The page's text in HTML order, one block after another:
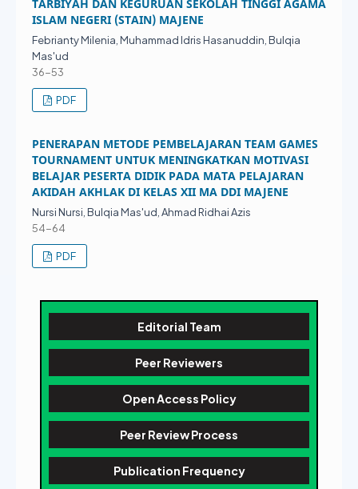
TARBIYAH DAN KEGURUAN SEKOLAH TINGGI AGAMA
ISLAM NEGERI (STAIN) MAJENE
Febrianty Milenia, Muhammad Idris Hasanuddin, Bulqia
Mas'ud
36-53
PDF
PENERAPAN METODE PEMBELAJARAN TEAM GAMES
TOURNAMENT UNTUK MENINGKATKAN MOTIVASI
BELAJAR PESERTA DIDIK PADA MATA PELAJARAN
AKIDAH AKHLAK DI KELAS XII MA DDI MAJENE
Nursi Nursi, Bulqia Mas'ud, Ahmad Ridhai Azis
54-64
PDF
Editorial Team
Peer Reviewers
Open Access Policy
Peer Review Process
Publication Frequency